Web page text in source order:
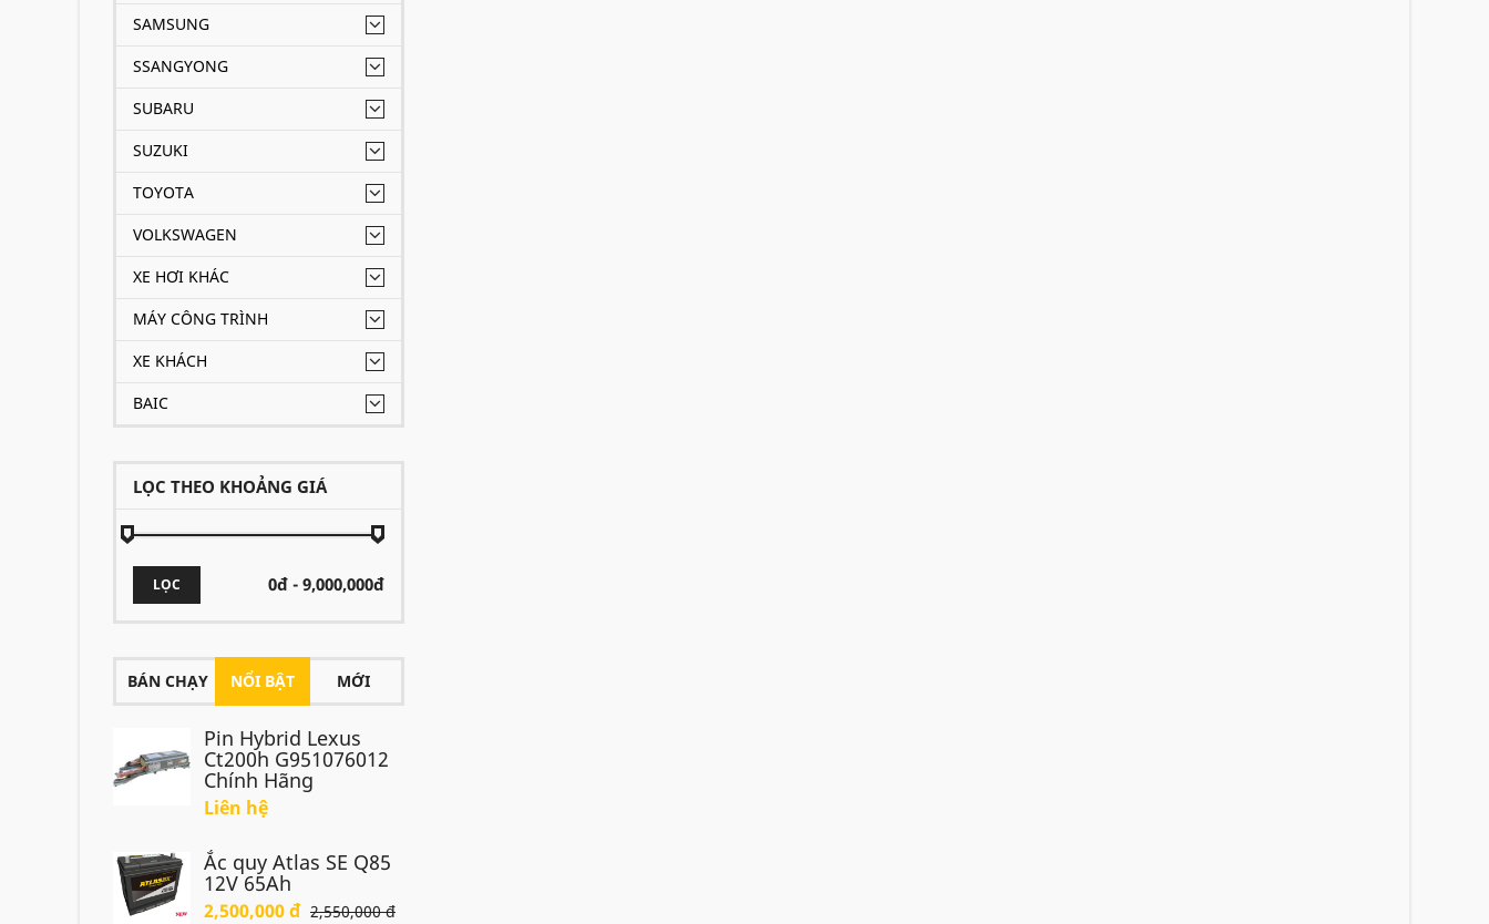
SAMSUNG
SSANGYONG
SUBARU
SUZUKI
TOYOTA
VOLKSWAGEN
XE HƠI KHÁC
MÁY CÔNG TRÌNH
XE KHÁCH
BAIC
LỌC THEO KHOẢNG GIÁ
LỌC
BÁN CHẠY NỔI BẬT MỚI
Pin Hybrid Lexus
Ct200h G951076012
Chính Hãng
Liên hệ
Ắc quy Atlas SE Q85
12V 65Ah
2,500,000 đ 2,550,000 đ